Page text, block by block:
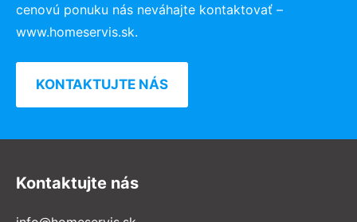
cenovú ponuku nás neváhajte kontaktovať –
www.homeservis.sk.
KONTAKTUJTE NÁS
Kontaktujte nás